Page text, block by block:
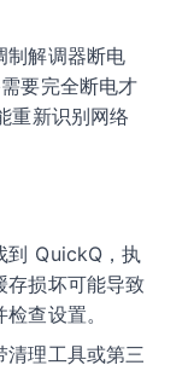
制解调器断电
要完全断电才
重新识别网络
到 QuickQ，执
存损坏可能导致
查设置。
清理工具或第三